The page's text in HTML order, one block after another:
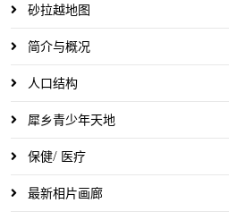
砂拉越地图
简介与概况
人口结构
犀乡青少年天地
保健/ 医疗
最新相片画廊